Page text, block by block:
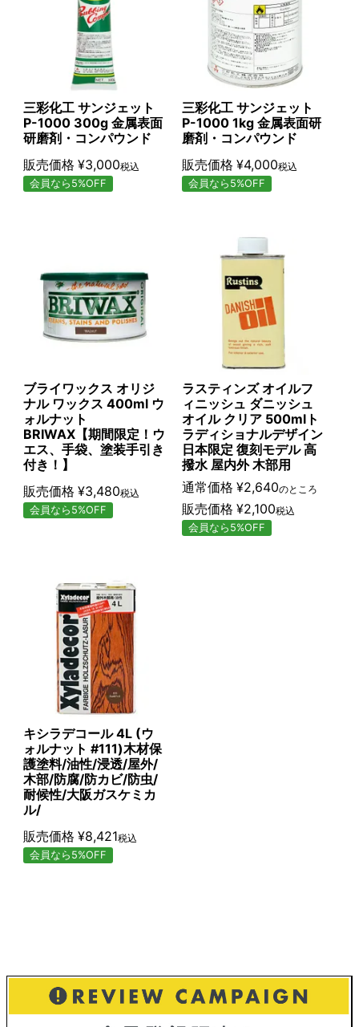
三彩化工 サンジェット
P-1000 300g 金属表面
研磨剤・コンパウンド
販売価格 ¥3,000税込
会員なら5%OFF
三彩化工 サンジェット
P-1000 1kg 金属表面研
磨剤・コンパウンド
販売価格 ¥4,000税込
会員なら5%OFF
ブライワックス オリジ
ナル ワックス 400ml ウ
ォルナット
BRIWAX【期間限定！ウ
エス、手袋、塗装手引き
付き！】
販売価格 ¥3,480税込
会員なら5%OFF
ラスティンズ オイルフ
ィニッシュ ダニッシュ
オイル クリア 500mlト
ラディショナルデザイン
日本限定 復刻モデル 高
撥水 屋内外 木部用
通常価格 ¥2,640のところ
販売価格 ¥2,100税込
会員なら5%OFF
キシラデコール 4L (ウ
ォルナット #111)木材保
護塗料/油性/浸透/屋外/
木部/防腐/防カビ/防虫/
耐候性/大阪ガスケミカ
ル/
販売価格 ¥8,421税込
会員なら5%OFF